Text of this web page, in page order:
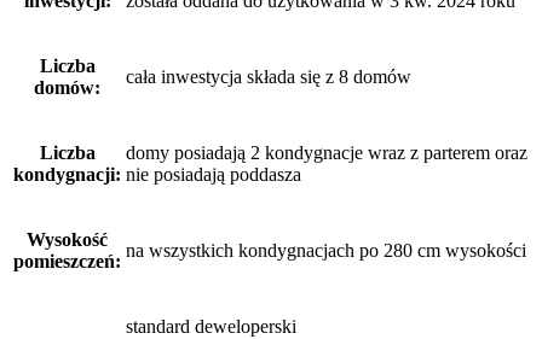
Liczba
domów:
cała inwestycja składa się z 8 domów
Liczba
kondygnacji:
domy posiadają 2 kondygnacje wraz z parterem oraz
nie posiadają poddasza
Wysokość
pomieszczeń:
na wszystkich kondygnacjach po 280 cm wysokości
standard deweloperski